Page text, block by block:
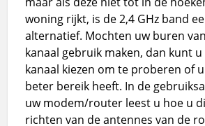
woning rijkt, is de 2,4 GHz band
alternatief. Mochten uw buren
kanaal gebruik maken, dan kunt
kanaal kiezen om te proberen of
beter bereik heeft. In de
uw modem/router leest u hoe u
richten van de antennes van de